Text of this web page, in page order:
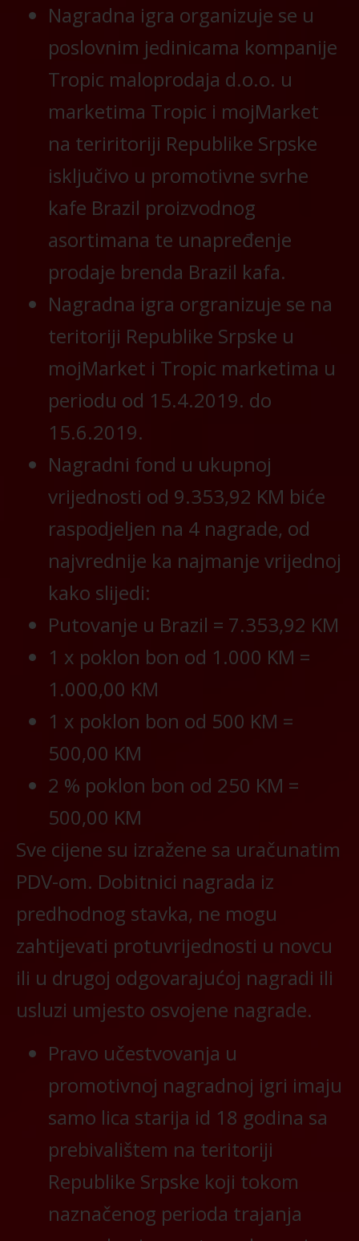
Nagradna igra organizuje se u
poslovnim jedinicama kompanije
Tropic maloprodaja d.o.o. u
marketima Tropic i mojMarket
na teriritoriji Republike Srpske
isključivo u promotivne svrhe
kafe Brazil proizvodnog
asortimana te unapređenje
prodaje brenda Brazil kafa.
Nagradna igra orgranizuje se na
teritoriji Republike Srpske u
mojMarket i Tropic marketima u
periodu od 15.4.2019. do
15.6.2019.
Nagradni fond u ukupnoj
vrijednosti od 9.353,92 KM biće
raspodjeljen na 4 nagrade, od
najvrednije ka najmanje vrijednoj
kako slijedi:
Putovanje u Brazil = 7.353,92 KM
1 x poklon bon od 1.000 KM =
1.000,00 KM
1 x poklon bon od 500 KM =
500,00 KM
2 % poklon bon od 250 KM =
500,00 KM
Sve cijene su izražene sa uračunatim
PDV-om. Dobitnici nagrada iz
predhodnog stavka, ne mogu
zahtijevati protuvrijednosti u novcu
ili u drugoj odgovarajućoj nagradi ili
usluzi umjesto osvojene nagrade.
Pravo učestvovanja u
promotivnoj nagradnoj igri imaju
samo lica starija id 18 godina sa
prebivalištem na teritoriji
Republike Srpske koji tokom
naznačenog perioda trajanja